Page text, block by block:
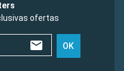
ofertas
OK